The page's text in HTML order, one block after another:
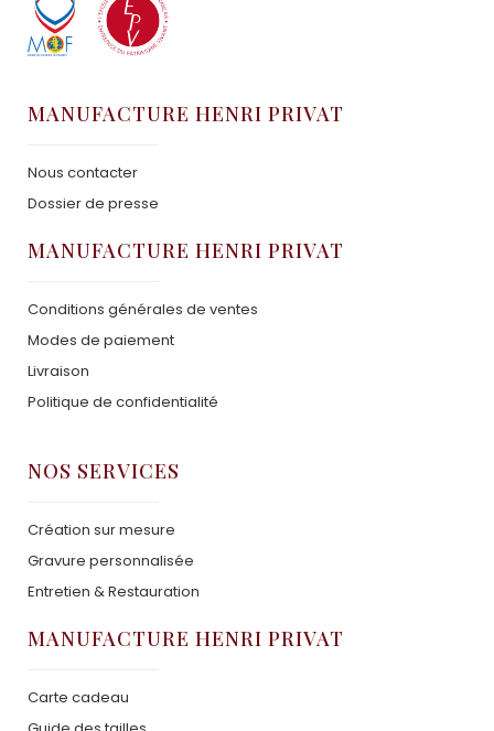
MANUFACTURE HENRI PRIVAT
Nous contacter
Dossier de presse
MANUFACTURE HENRI PRIVAT
Conditions générales de ventes
Modes de paiement
Livraison
Politique de confidentialité
NOS SERVICES
Création sur mesure
Gravure personnalisée
Entretien & Restauration
MANUFACTURE HENRI PRIVAT
Carte cadeau